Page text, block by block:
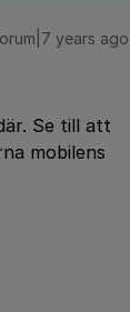
years ago
Se till att
mobilens